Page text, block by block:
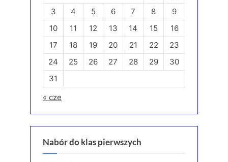
3
4 5 6 7 8
9
10
11 12 13 14 15
16
17
18 19 20 21 22
23
24
25 26 27 28 29
30
31
« cze
Nabór do klas pierwszych